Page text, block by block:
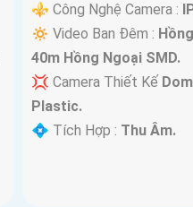
⚜️ Công Nghệ Camera :
🔅 Video Ban Đêm :
40m Hồng Ngoại SMD.
💢 Camera Thiết Kế
Plastic.
️💠 Tích Hợp : Thu Âm.